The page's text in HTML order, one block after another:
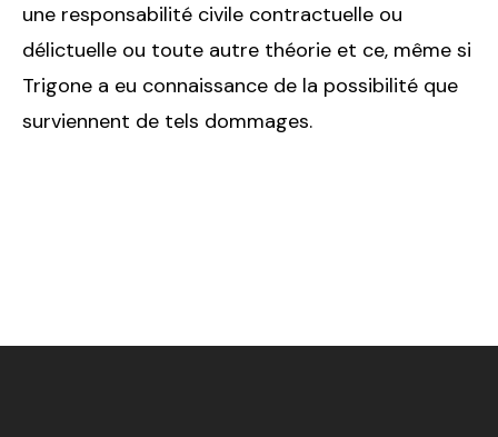
une responsabilité civile contractuelle ou
délictuelle ou toute autre théorie et ce, même si
Trigone a eu connaissance de la possibilité que
surviennent de tels dommages.